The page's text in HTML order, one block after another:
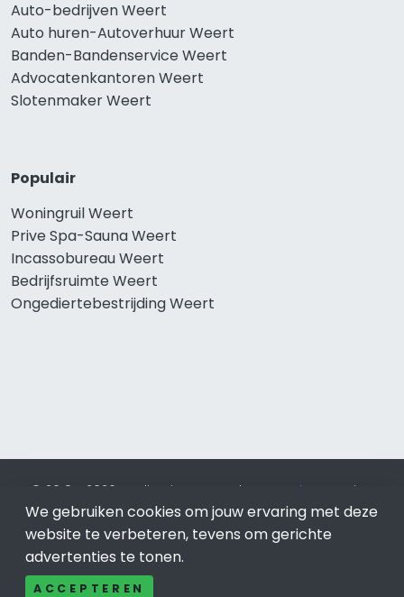
Auto-bedrijven Weert
Auto huren-Autoverhuur Weert
Banden-Bandenservice Weert
Advocatenkantoren Weert
Slotenmaker Weert
Populair
Woningruil Weert
Prive Spa-Sauna Weert
Incassobureau Weert
Bedrijfsruimte Weert
Ongediertebestrijding Weert
© 2019 - 2026 Realisatie en SEO door SEO-bureau
Lion
Internet. Betaal alleen voor bewezen resultaten?SEO
optimalisatie No Cure No Pay.Weertis onderdeel van Lion
Internet.
We gebruiken cookies om jouw ervaring met deze
website te verbeteren, tevens om gerichte
advertenties te tonen.
ACCEPTEREN